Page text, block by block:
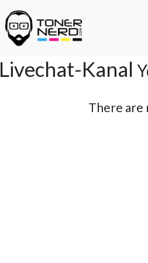
Livechat-Kanal
There are